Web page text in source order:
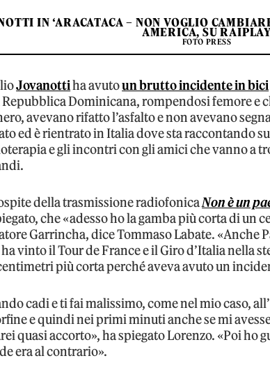
IN ‘ARACATACA – NON VOGLIO
AMERICA, SU RAIPLAY
FOTO PRESS
Jovanottiha avutoun brutto incidente in bici
Dominicana, rompendosi femore e
avevano rifatto l’asfalto e non avevano
ed è rientrato in Italia dove sta raccontando
e gli incontri con gli amici che vanno a
della trasmissione radiofonicaNon è un
che «adesso ho la gamba più corta di un
Garrincha, dice Tommaso Labate. «Anche
vinto il Tour de France e il Giro d’Italia nella
più corta perché aveva avuto un
cadi e ti fai malissimo, come nel mio caso,
e quindi nei primi minuti anche se mi
quasi accorto», ha spiegato Lorenzo. «Poi ho
era al contrario».